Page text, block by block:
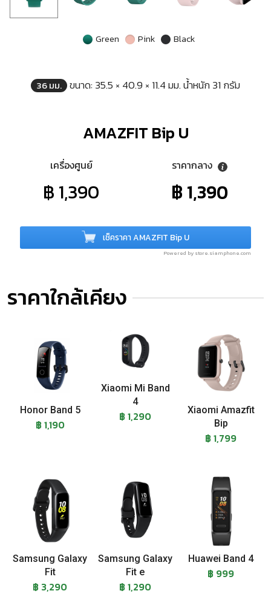
Green Pink Black
36 มม. ขนาด: 35.5 × 40.9 × 11.4 มม. น้ำหนัก 31 กรัม
AMAZFIT Bip U
เครื่องศูนย์
฿ 1,390
ราคากลาง
฿ 1,390
เช็คราคา AMAZFIT Bip U
Powered by store.siamphone.com
ราคาใกล้เคียง
Honor Band 5
฿ 1,190
Xiaomi Mi Band
4
฿ 1,290
Xiaomi Amazfit
Bip
฿ 1,799
Samsung Galaxy
Fit
฿ 3,290
Samsung Galaxy
Fit e
฿ 1,290
Huawei Band 4
฿ 999